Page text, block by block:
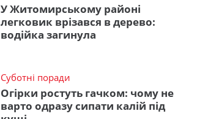
У Житомирському районі
легковик врізався в дерево:
водійка загинула
Суботні поради
Огірки ростуть гачком: чому не
варто одразу сипати калій під